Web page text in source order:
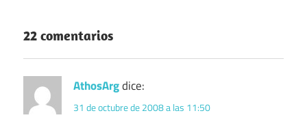
22 comentarios
AthosArgdice:
31 de octubre de 2008 a las 11:50